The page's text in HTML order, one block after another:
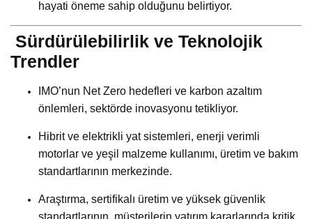
hayati öneme sahip olduğunu belirtiyor.
Sürdürülebilirlik ve Teknolojik
Trendler
IMO’nun Net Zero hedefleri ve karbon azaltım
önlemleri, sektörde inovasyonu tetikliyor.
Hibrit ve elektrikli yat sistemleri, enerji verimli
motorlar ve yeşil malzeme kullanımı, üretim ve bakım
standartlarının merkezinde.
Araştırma, sertifikalı üretim ve yüksek güvenlik
standartlarının, müşterilerin yatırım kararlarında kritik